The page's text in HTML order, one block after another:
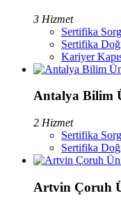
3 Hizmet
Sertifika
Sertifika
Kariyer
Antalya Bilim
2 Hizmet
Sertifika
Sertifika
Artvin Çoruh